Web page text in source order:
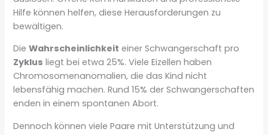
Hilfe können helfen, diese Herausforderungen zu
bewältigen.
DieWahrscheinlichkeit einer Schwangerschaft pro
Zyklus liegt bei etwa 25%. Viele Eizellen haben
Chromosomenanomalien, die das Kind nicht
lebensfähig machen. Rund 15% der Schwangerschaften
enden in einem spontanen Abort.
Dennoch können viele Paare mit Unterstützung und